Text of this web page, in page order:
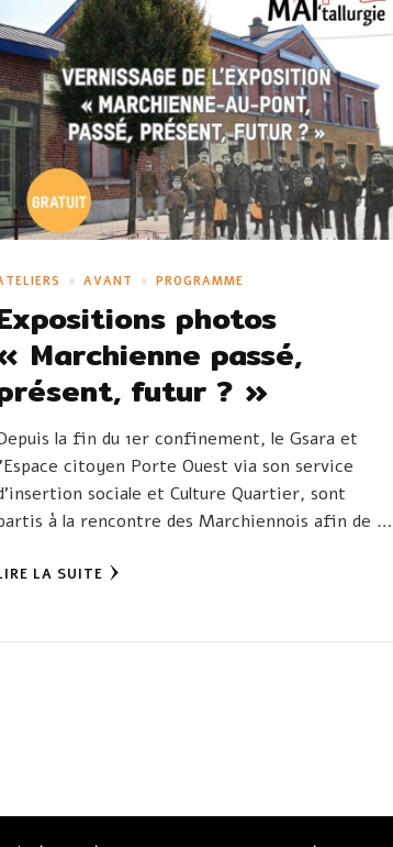
AVANT PROGRAMME
photos
Marchienne passé,
futur ? »
la fin du 1er confinement, le Gsara et
citoyen Porte Ouest via son service
sociale et Culture Quartier, sont
à la rencontre des Marchiennois afin de …
LA SUITE